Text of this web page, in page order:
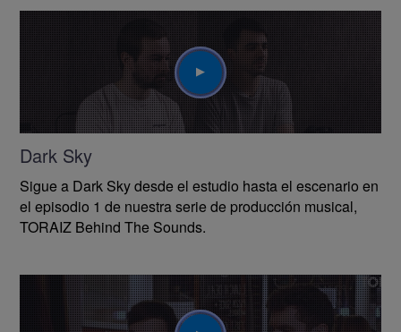
Play
Dark Sky
Sigue a Dark Sky desde el estudio hasta el escenario en
el episodio 1 de nuestra serie de producción musical,
TORAIZ Behind The Sounds.
Play